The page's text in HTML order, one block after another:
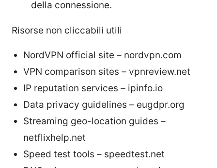
della connessione.
Risorse non cliccabili utili
NordVPN official site – nordvpn.com
VPN comparison sites – vpnreview.net
IP reputation services – ipinfo.io
Data privacy guidelines – eugdpr.org
Streaming geo-location guides –
netflixhelp.net
Speed test tools – speedtest.net